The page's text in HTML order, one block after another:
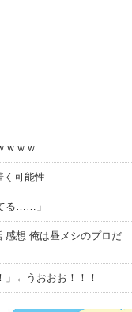
ｗｗｗ
く可能性
る……」
感想 俺は昼メシのプロだ
」←うおおお！！！